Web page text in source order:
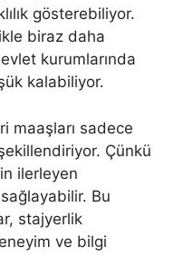
gösterebiliyor.
biraz daha
kurumlarında
kalabiliyor.
maaşları sadece
Çünkü
ilerleyen
Bu
stajyerlik
ve bilgi